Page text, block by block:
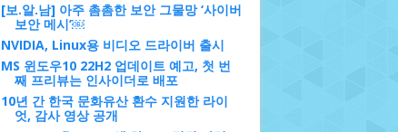
[보.알.남] 아주 촘촘한 보안 그물망 ‘사이버
보안 메시’￼
NVIDIA, Linux용 비디오 드라이버 출시
MS 윈도우10 22H2 업데이트 예고, 첫 번
째 프리뷰는 인사이더로 배포
10년 간 한국 문화유산 환수 지원한 라이
엇, 감사 영상 공개